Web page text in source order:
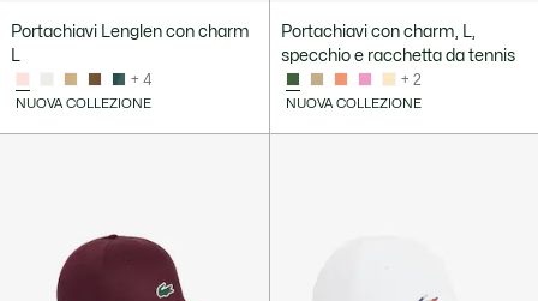
Portachiavi Lenglen con charm
+ 4
NUOVA COLLEZIONE
Portachiavi con charm, L,
specchio e racchetta da tennis
+ 2
NUOVA COLLEZIONE